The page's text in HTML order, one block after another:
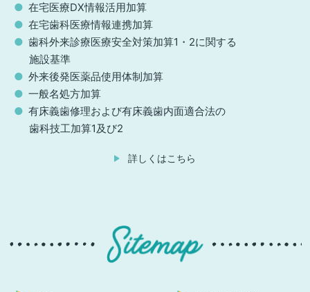
在宅医療DX情報活用加算
在宅歯科医療情報連携加算
歯科外来診療医療安全対策加算1・2に関する
施設基準
外来後発医薬品使用体制加算
一般名処方加算
有床義歯修理および有床義歯内面適合法の
歯科技工加算1及び2
詳しくはこちら